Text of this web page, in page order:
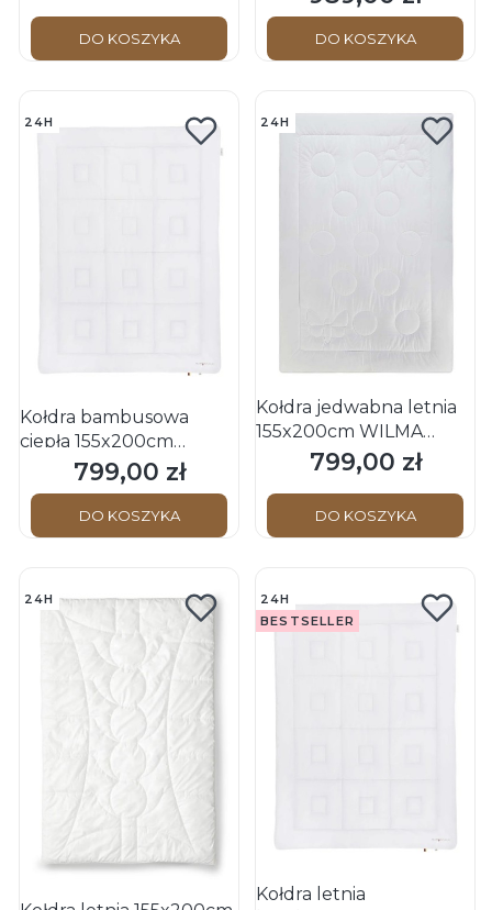
DO KOSZYKA DO KOSZYKA
24H
Kołdra bambusowa
ciepła 155x200cm
BIANCA Duo
Schwarzwald OBB
Cena
799,00 zł
DO KOSZYKA
24H
Kołdra jedwabna letnia
155x200cm WILMA
Schwarzwald OBB
Cena
799,00 zł
DO KOSZYKA
24H
24H
BESTSELLER
Kołdra letnia